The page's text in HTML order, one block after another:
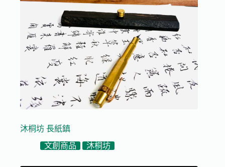
沐桐坊 長紙鎮
文創商品
沐桐坊